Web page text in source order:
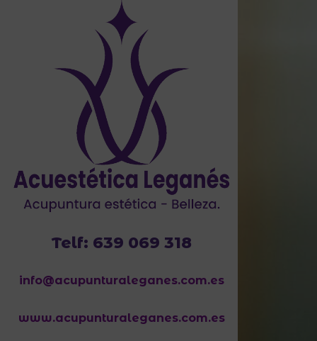
Telf: 639 069 318
info@acupunturaleganes.com.es
www.acupunturaleganes.com.es